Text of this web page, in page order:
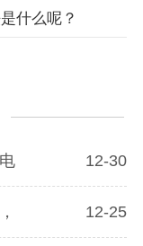
什么呢？
12-30
12-25